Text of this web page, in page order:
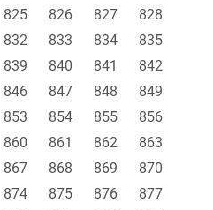
825 826 827
828
832 833 834
835
839 840 841
842
846 847 848
849
853 854 855
856
860 861 862
863
867 868 869
870
874 875 876
877